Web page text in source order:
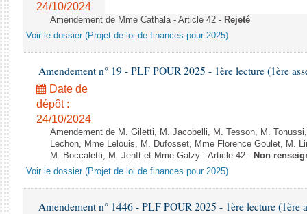
24/10/2024
Amendement de Mme Cathala - Article 42 - Rejeté
Voir le dossier (Projet de loi de finances pour 2025)
Amendement n° 19 - PLF POUR 2025 - 1ère lecture (1ère
Date de
dépôt :
24/10/2024
Amendement de M. Giletti, M. Jacobelli, M. Tesson, M.
Lechon, Mme Lelouis, M. Dufosset, Mme Florence Goulet, M.
M. Boccaletti, M. Jenft et Mme Galzy - Article 42 - Non
Voir le dossier (Projet de loi de finances pour 2025)
Amendement n° 1446 - PLF POUR 2025 - 1ère lecture (1ère